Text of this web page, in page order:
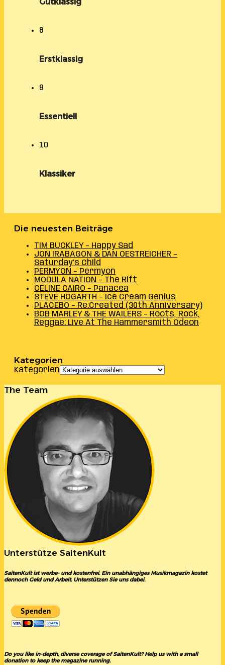
8
Erstklassig
9
Essentiell
10
Klassiker
Die neuesten Beiträge
TIM BUCKLEY – Happy Sad
JON IRABAGON & DAN OESTREICHER –
Saturday’s Child
PERMYON – Permyon
MODULA NATION – The Rift
CELINE CAIRO – Panacea
STEVE HOGARTH – Ice Cream Genius
PLACEBO – Re:Created (30th Anniversary)
BOB MARLEY & THE WAILERS – Roots, Rock,
Reggae: Live At The Hammersmith Odeon
Kategorien
Kategorien
The Team
Unterstütze SaitenKult
SaitenKult ist werbe- und kostenfrei. Ein unabhängiges Musikmagazin kostet
dennoch Geld und Arbeit. Unterstützen Sie uns dabei.
Do you like in-depth, diverse coverage of SaitenKult? Help us with a small
donation to keep the magazine running.